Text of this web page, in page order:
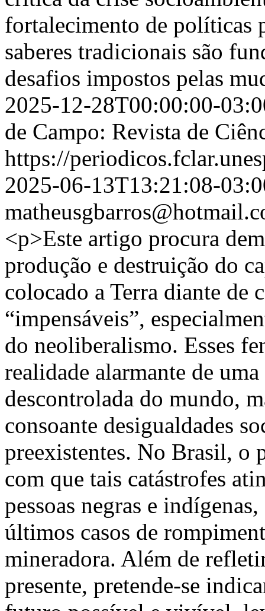
fortalecimento de políticas
saberes tradicionais são
desafios impostos pelas
2025-12-28T00:00:00-
de Campo: Revista de
https://
2025-06-13T13:21:08-
<p>Este artigo procura
produção e destruição do
colocado a Terra diante de
“impensáveis”,
do neoliberalismo. Esses
realidade alarmante de
descontrolada do mundo,
consoante desigualdades
preexistentes. No Brasil, o
com que tais catástrofes
pessoas negras e
últimos casos de
mineradora. Além de
presente, pretende-se